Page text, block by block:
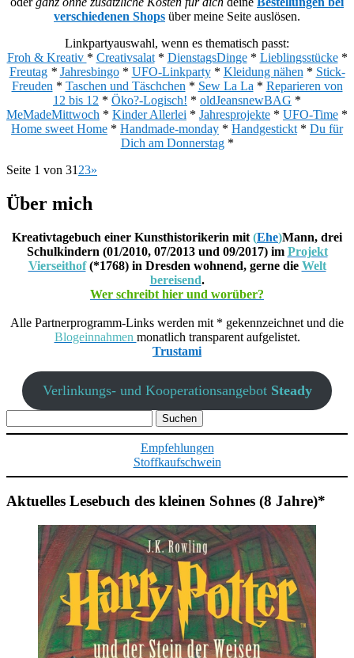
verschiedenen Shops über meine Seite auslösen.
Linkpartyauswahl, wenn es thematisch passt:
Froh & Kreativ * Creativsalat* DienstagsDinge* Lieblingsstücke*
Freutag* Jahresbingo* UFO-Linkparty* Kleidung nähen* Stick-
Freuden* Taschen und Täschchen* Sew La La* Reparieren von
12 bis 12 * Öko?-Logisch! * oldJeansnewBAG *
MeMadeMittwoch * Kinder Allerlei * Jahresprojekte * UFO-Time *
Home sweet Home * Handmade-monday * Handgestickt* Du für
Dich am Donnerstag*
Seite 1 von 3123»
Über mich
Kreativtagebuch einer Kunsthistorikerin mit (Ehe)Mann, drei
Schulkindern (01/2010, 07/2013 und 09/2017) im Projekt
Vierseithof(*1768) in Dresden wohnend, gerne die Welt
bereisend.
Wer schreibt hier und worüber?
Alle Partnerprogramm-Links werden mit * gekennzeichnet und die
Blogeinnahmen monatlich transparent aufgelistet.
Trustami
Verlinkungs- und Kooperationsangebot Steady
nach:
Empfehlungen
Stoffkaufschwein
Aktuelles Lesebuch des kleinen Sohnes (8 Jahre)*